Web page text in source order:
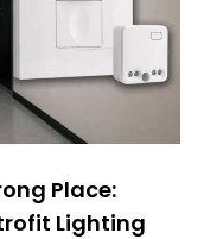
Place:
Lighting